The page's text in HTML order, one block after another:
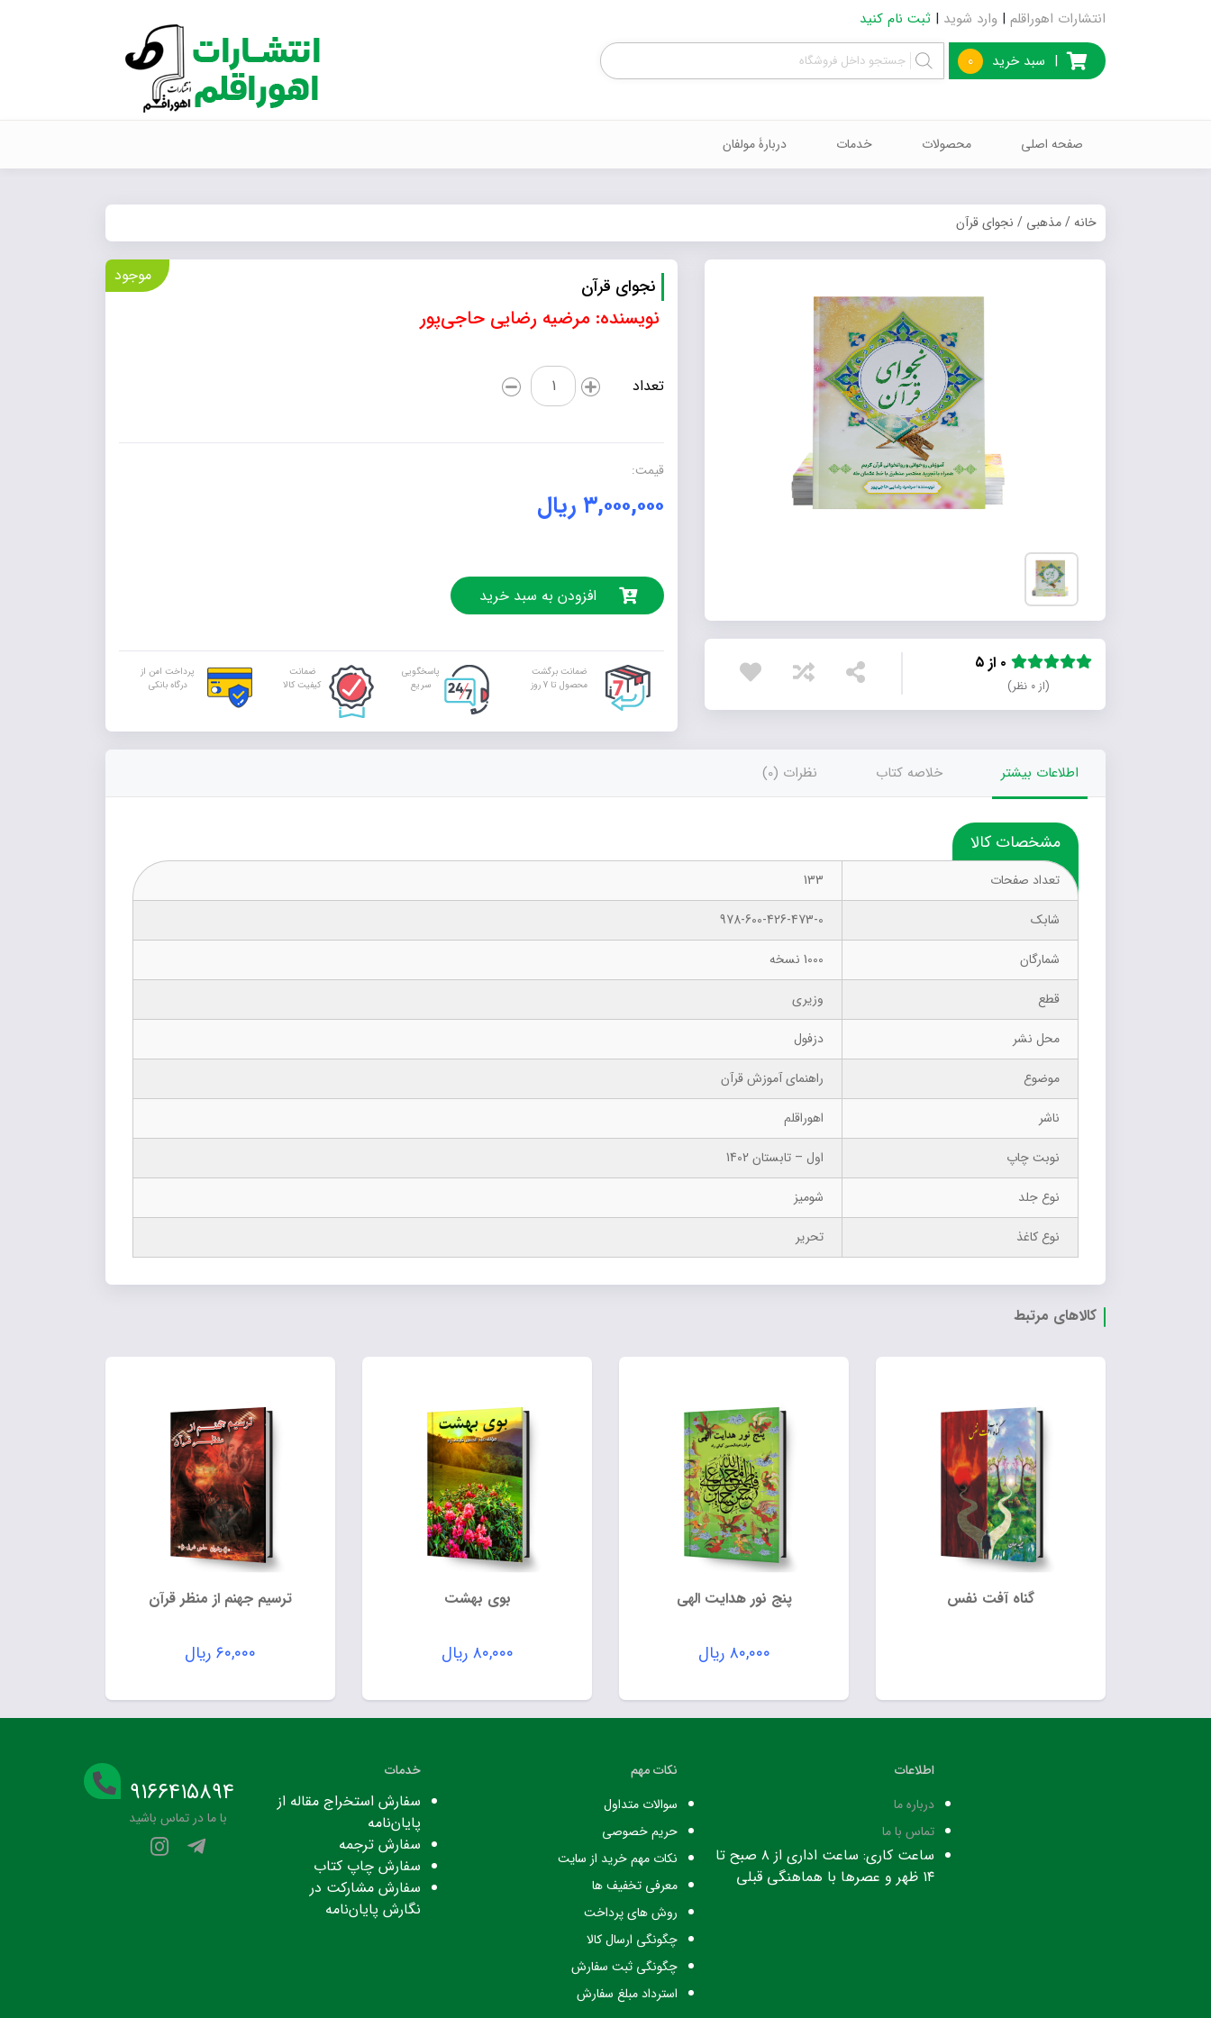
انتشارات اهوراقلم | وارد شوید | ثبت نام کنید
| سبد خرید 0
Products
search
صفحه اصلی محصولات خدمات دربارۀ مولفان
خانه/مذهبی / نجوای قرآن
(از ۰ نظر)
موجود نجوای قرآن
نویسنده: مرضیه رضایی حاجی‌پور
تعداد
نجوای
قرآن
قیمت:
۳,۰۰۰,۰۰۰ ریال
افزودن به سبد خرید
ضمانت برگشت
محصول تا 7 روز
پاسخگویی
سریع
ضمانت
کیفیت کالا
پرداخت امن از
درگاه بانکی
اطلاعات بیشتر خلاصه کتاب نظرات (0)
مشخصات کالا
تعداد صفحات
133
شابک
978-600-426-473-0
شمارگان
1000 نسخه
قطع
وزیری
محل نشر
دزفول
موضوع
راهنمای آموزش قرآن
ناشر
اهوراقلم
نوبت چاپ
اول – تابستان 1402
نوع جلد
شومیز
نوع کاغذ
تحریر
کالاهای مرتبط
گناه آفت نفس پنج نور هدایت الهی
۸۰,۰۰۰ ریال
بوی بهشت
۸۰,۰۰۰ ریال
ترسیم جهنم از منظر قرآن
۶۰,۰۰۰ ریال
اطلاعات
درباره ما
تماس با ما
ساعت کاری: ساعت اداری از ۸ صبح تا
۱۴ ظهر و عصرها با هماهنگی قبلی
نکات مهم
سوالات متداول
حریم خصوصی
نکات مهم خرید از سایت
معرفی تخفیف ها
روش های پرداخت
چگونگی ارسال کالا
چگونگی ثبت سفارش
استرداد مبلغ سفارش
خدمات
سفارش استخراج مقاله از
پایان‌نامه
سفارش ترجمه
سفارش چاپ کتاب
سفارش مشارکت در
نگارش پایان‌نامه
۹۱۶۶۴۱۵۸۹۴
با ما در تماس باشید